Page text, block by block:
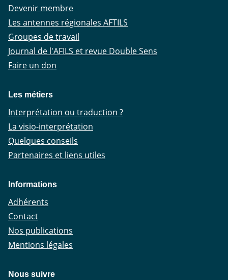
Devenir membre
Les antennes régionales AFTILS
Groupes de travail
Journal de l'AFILS et revue Double Sens
Faire un don
Les métiers
Interprétation ou traduction ?
La visio-interprétation
Quelques conseils
Partenaires et liens utiles
Informations
Adhérents
Contact
Nos publications
Mentions légales
Nous suivre